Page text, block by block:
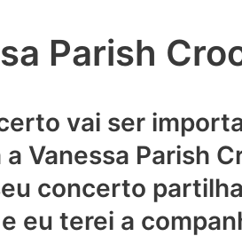
Parish
vai ser
Vanessa Parish
concerto
eu terei a